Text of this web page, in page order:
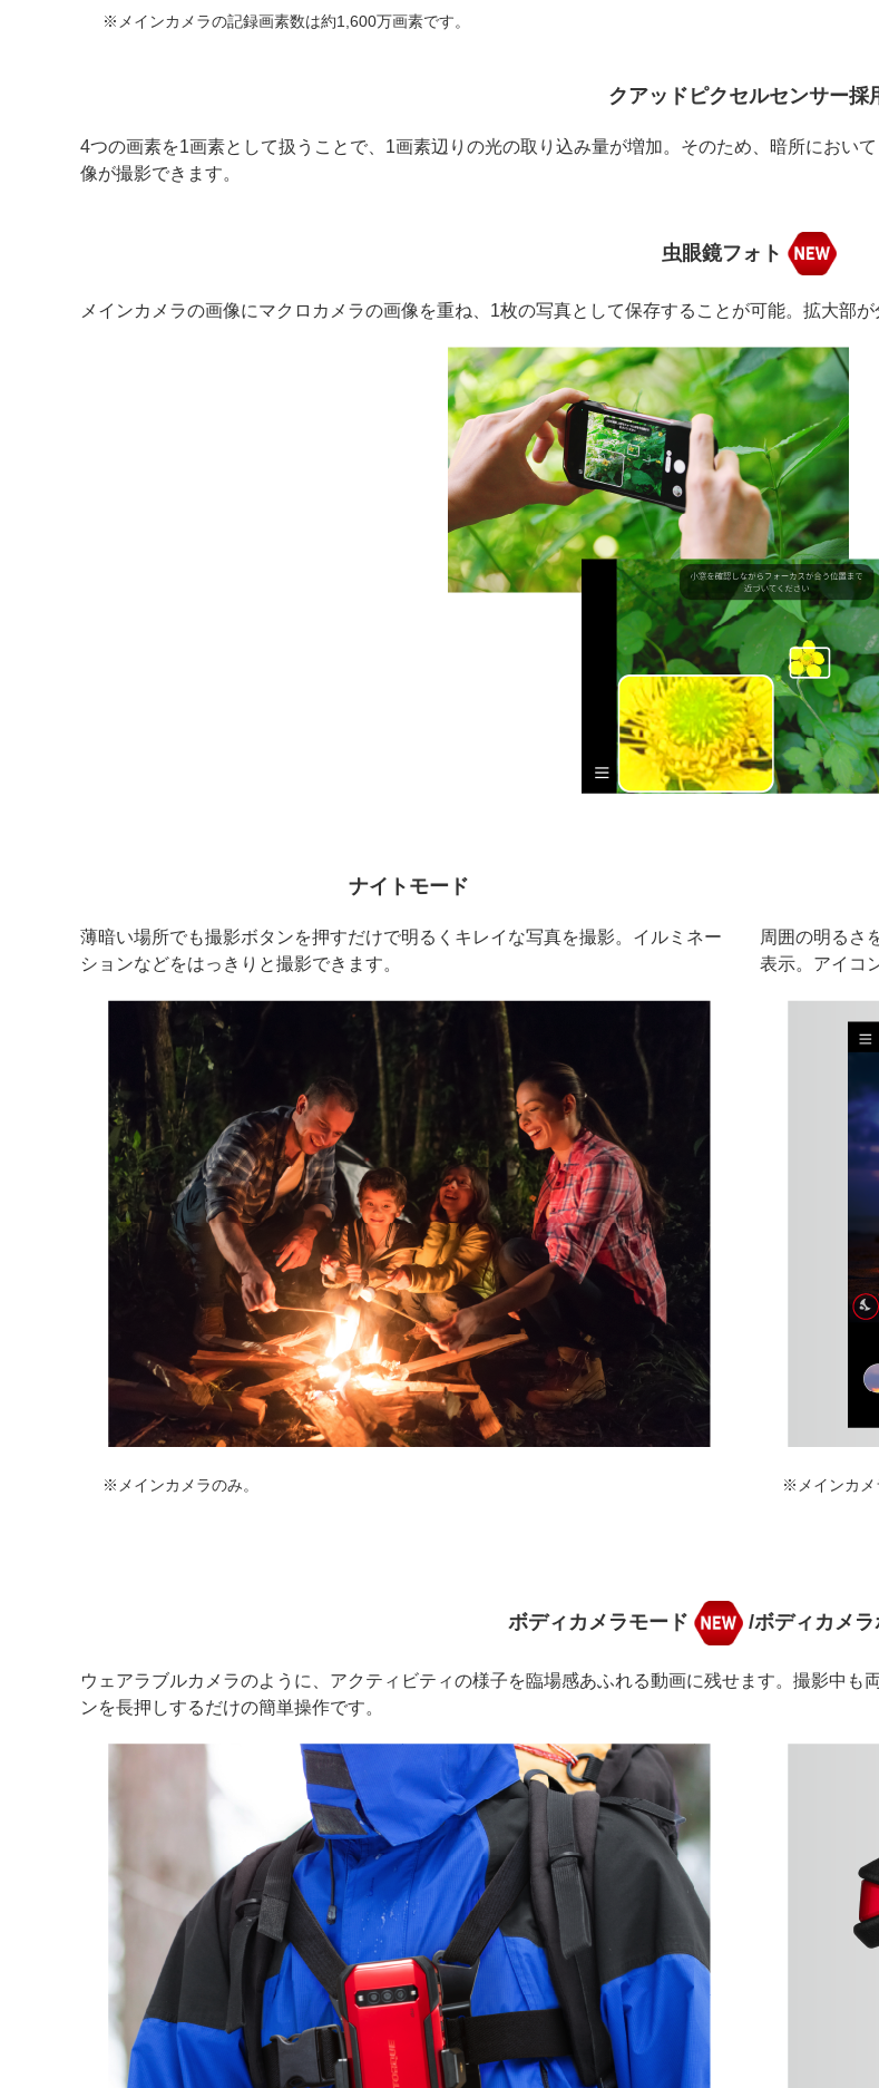
※メインカメラの記録画素数は約1,600万画素です。
クアッドピクセルセンサー採
4つの画素を1画素として扱うことで、1画素辺りの光の取り込み量が増加。そのため、暗所におい
像が撮影できます。
虫眼鏡フォト
メインカメラの画像にマクロカメラの画像を重ね、1枚の写真として保存することが可能。拡大部
ナイトモード
薄暗い場所でも撮影ボタンを押すだけで明るくキレイな写真を撮影。イルミネー
ションなどをはっきりと撮影できます。
※メインカメラのみ。
周囲の明るさ
表示。アイコ
※メインカメ
ボディカメラモード /ボディカメ
ウェアラブルカメラのように、アクティビティの様子を臨場感あふれる動画に残せます。撮影中
ンを長押しするだけの簡単操作です。